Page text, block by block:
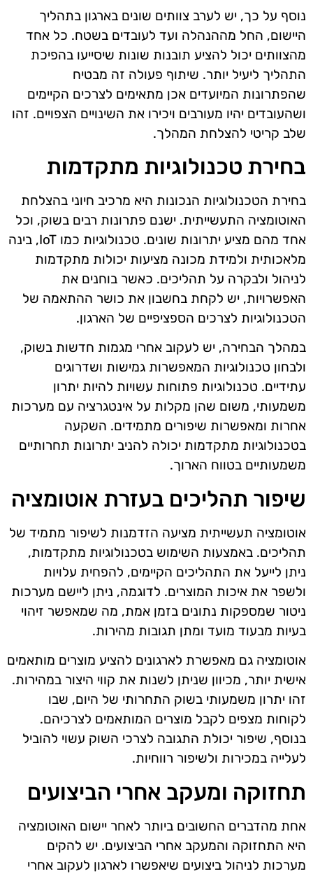
נוסף על כך, יש לערב צוותים שונים בארגון בתהליך
היישום, החל מההנהלה ועד לעובדים בשטח. כל אחד
מהצוותים יכול להציע תובנות שונות שיסייעו בהפיכת
התהליך ליעיל יותר. שיתוף פעולה זה מבטיח
שהפתרונות המיועדים אכן מתאימים לצרכים הקיימים
ושהעובדים יהיו מעורבים ויכירו את השינויים הצפויים. זהו
שלב קריטי להצלחת המהלך.
בחירת טכנולוגיות מתקדמות
בחירת הטכנולוגיות הנכונות היא מרכיב חיוני בהצלחת
האוטומציה התעשייתית. ישנם פתרונות רבים בשוק, וכל
אחד מהם מציע יתרונות שונים. טכנולוגיות כמו IoT, בינה
מלאכותית ולמידת מכונה מציעות יכולות מתקדמות
לניהול ולבקרה על תהליכים. כאשר בוחנים את
האפשרויות, יש לקחת בחשבון את כושר ההתאמה של
הטכנולוגיות לצרכים הספציפיים של הארגון.
במהלך הבחירה, יש לעקוב אחרי מגמות חדשות בשוק,
ולבחון טכנולוגיות המאפשרות גמישות ושדרוגים
עתידיים. טכנולוגיות פתוחות עשויות להיות יתרון
משמעותי, משום שהן מקלות על אינטגרציה עם מערכות
אחרות ומאפשרות שיפורים מתמידים. השקעה
בטכנולוגיות מתקדמות יכולה להניב יתרונות תחרותיים
משמעותיים בטווח הארוך.
שיפור תהליכים בעזרת אוטומציה
אוטומציה תעשייתית מציעה הזדמנות לשיפור מתמיד של
תהליכים. באמצעות השימוש בטכנולוגיות מתקדמות,
ניתן לייעל את התהליכים הקיימים, להפחית עלויות
ולשפר את איכות המוצרים. לדוגמה, ניתן ליישם מערכות
ניטור שמספקות נתונים בזמן אמת, מה שמאפשר זיהוי
בעיות מבעוד מועד ומתן תגובות מהירות.
אוטומציה גם מאפשרת לארגונים להציע מוצרים מותאמים
אישית יותר, מכיוון שניתן לשנות את קווי היצור במהירות.
זהו יתרון משמעותי בשוק התחרותי של היום, שבו
לקוחות מצפים לקבל מוצרים המותאמים לצרכיהם.
בנוסף, שיפור יכולת התגובה לצרכי השוק עשוי להוביל
לעלייה במכירות ולשיפור רווחיות.
תחזוקה ומעקב אחרי הביצועים
אחת מהדברים החשובים ביותר לאחר יישום האוטומציה
היא התחזוקה והמעקב אחרי הביצועים. יש להקים
מערכות לניהול ביצועים שיאפשרו לארגון לעקוב אחרי